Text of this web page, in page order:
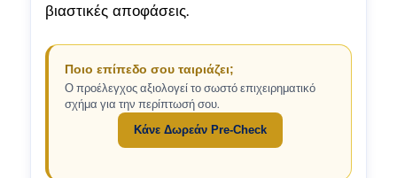
βιαστικές αποφάσεις.
Ποιο επίπεδο σου ταιριάζει;
Ο προέλεγχος αξιολογεί το σωστό επιχειρηματικό
σχήμα για την περίπτωσή σου.
Κάνε Δωρεάν Pre-Check